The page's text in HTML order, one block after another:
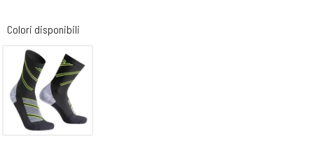
Colori disponibili